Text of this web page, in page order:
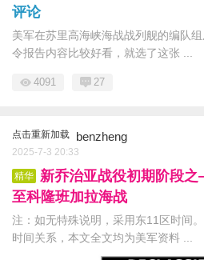
评论
美军在苏里高海峡海战战列舰的编队
令报告内容比较好看，就选了这张 ...
4091 27
点击重新加载 benzheng
2025-7-3 20:33
精华
新乔治亚战役初期阶段
至科隆班加拉海战
注：如无特殊说明，采用东11区时间
时间关系，本文全文均为美军资料 ...